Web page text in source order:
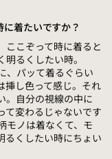
着たいですか？
ここぞって時に着ると
るくしたい時。
、パッて着るぐらい
挿し色って感じ。それ
。自分の視線の中に
て変わるじゃないです
モノは着なくて、モ
るくしたい時にちょい